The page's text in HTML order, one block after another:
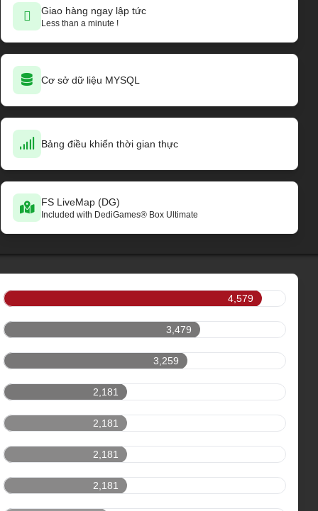
Giao hàng ngay lập tức
Less than a minute !
Cơ sở dữ liệu MYSQL
Bảng điều khiển thời gian thực
FS LiveMap (DG)
Included with DediGames® Box Ultimate
4,579
3,479
3,259
2,181
2,181
2,181
2,181